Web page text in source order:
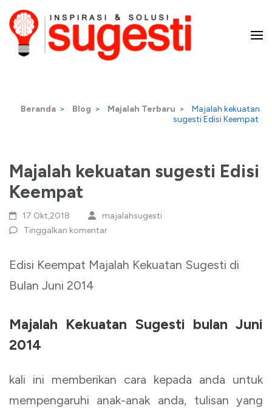
Lompat
ke
konten
Beranda > Blog > Majalah Terbaru >
Majalah kekuatan
sugesti Edisi Keempat
Majalah kekuatan sugesti Edisi
Keempat
17 Okt,2018
majalahsugesti
Tinggalkan komentar
Edisi Keempat Majalah Kekuatan Sugesti di
Bulan Juni 2014
Majalah Kekuatan Sugesti bulan Juni
2014
kali ini memberikan cara kepada anda untuk
mempengaruhi anak-anak anda, tulisan yang